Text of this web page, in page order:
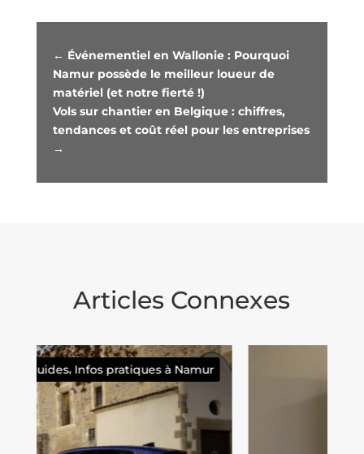
← Événementiel en Wallonie : Pourquoi
Namur possède le meilleur loueur de
matériel (et notre fierté !)
Vols sur chantier en Belgique : chiffres,
tendances et coût réel pour les entreprises
→
Articles Connexes
Infos pratiques à Namur